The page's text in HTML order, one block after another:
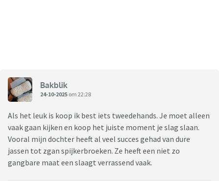
Bakblik
24-10-2025 om 22:28
Als het leuk is koop ik best iets tweedehands. Je moet alleen
vaak gaan kijken en koop het juiste moment je slag slaan.
Vooral mijn dochter heeft al veel succes gehad van dure
jassen tot zgan spijkerbroeken. Ze heeft een niet zo
gangbare maat een slaagt verrassend vaak.